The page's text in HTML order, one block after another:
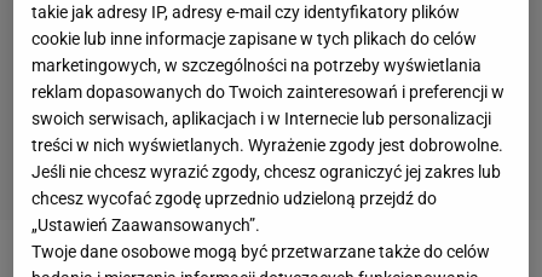
takie jak adresy IP, adresy e-mail czy identyfikatory plików
cookie lub inne informacje zapisane w tych plikach do celów
marketingowych, w szczególności na potrzeby wyświetlania
reklam dopasowanych do Twoich zainteresowań i preferencji w
swoich serwisach, aplikacjach i w Internecie lub personalizacji
treści w nich wyświetlanych. Wyrażenie zgody jest dobrowolne.
Jeśli nie chcesz wyrazić zgody, chcesz ograniczyć jej zakres lub
chcesz wycofać zgodę uprzednio udzieloną przejdź do
„Ustawień Zaawansowanych”.
Twoje dane osobowe mogą być przetwarzane także do celów